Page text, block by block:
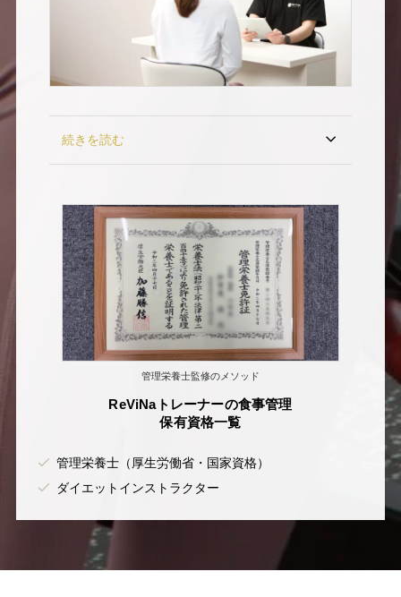
続きを読む
管理栄養士監修のメソッド
ReViNaトレーナーの食事管理
保有資格一覧
管理栄養士（厚生労働省・国家資格）
ダイエットインストラクター